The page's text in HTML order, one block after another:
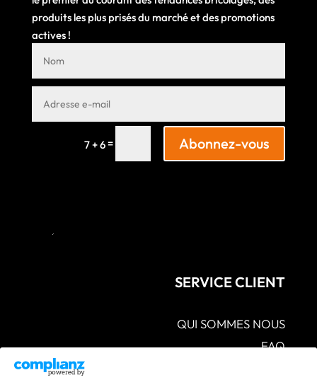
produits les plus prisés du marché et des promotions
actives !
7 + 6= Abonnez-vous
SERVICE CLIENT
QUI SOMMES NOUS
FAQ
CGV – POLITIQUES DE CONFIDENTIALITÉ –